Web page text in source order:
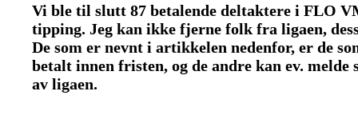
Vi ble til slutt 87 betalende deltaktere i FLO
tipping. Jeg kan ikke fjerne folk fra ligaen,
De som er nevnt i artikkelen nedenfor, er de
betalt innen fristen, og de andre kan ev. melde
av ligaen.